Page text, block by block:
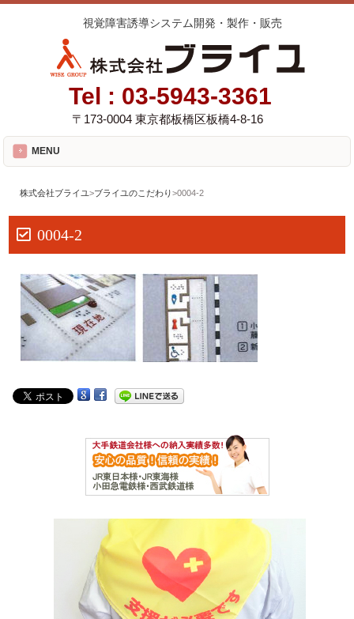
視覚障害誘導システム開発・製作・販売
Tel : 03-5943-3361
〒173-0004 東京都板橋区板橋4-8-16
MENU
株式会社ブライユ >ブライユのこだわり>0004-2
0004-2